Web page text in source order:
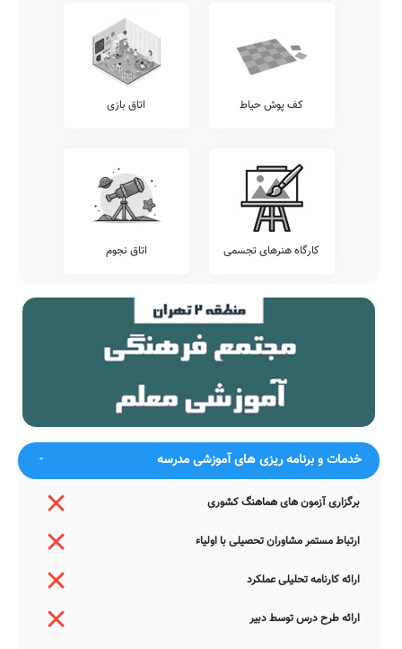
آموزان خود، اقدام به برگزاری آزمون های هماهنگ کشوری می نمایند.
پیشنهاد می کنیم وضعیت آزمون های برگزار شده در مدرسه فرزانگان پویا
را شامل آزمون های خیلی سبز، قلمچی، کانگورو، گاج، مرآت، و... را قبل از
تلفن این مدرسه جهت کسب اطلاعات از نحوه ثبت نام و امکانات آن
فلكه دوم صادقيه، خیابان آيت ا...كاشاني ، خیابان شهيد محرابی ،خیابان
شهید براتلو ،خیابان منوچهری،کوی گلشن، پلاک 3 از محیط و ساختمان
دوره اول متوسطه پسرانه غیر دولتی فرزانگان پویا دیدن نمایند.
جمع بندی و خاتمه
معرفی این مدرسه را با چند بیت از حافظ شیرازی به پایان می بریم:
هر چند که ناید باز تیری که بشد از
شست
به جان خواجه و حق قدیم و عهد
که مونس دم صبحم دعای دولت
سرشک من که ز طوفان نوح دست
برد
ز لوح سینه نیارست نقش مهر تو
شست
جستجوی هوشمند سامانه های آنلاین گردآوری شده است. به همین جهت
ممکن است در برخی از موارد، دچار خطا بوده و یا نیازمند بروزرسانی
باشند. چنانچه شما از عوامل این مدرسه هستید و یا اطلاعات دقیقتری در
این خصوص دارید عمیقاً خواهشمندیم ما را جهت اصلاح و تکمیل این
اطلاعات یاری نمایید. سامانه مدرسانه ، مشتاقانه پذیرای دیدگاه ها و نقطه
نظرات تکمیل کننده شما می باشد.
کف پوش حیاط اتاق بازی
کارگاه هنرهای تجسمی اتاق نجوم
خدمات و برنامه ریزی های آموزشی مدرسه
برگزاری آزمون های هماهنگ کشوری
ارتباط مستمر مشاوران تحصیلی با اولیاء
ارائه کارنامه تحلیلی عملکرد
ارائه طرح درس توسط دبیر